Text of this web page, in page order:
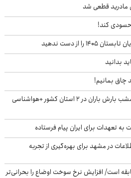
مادرید قطعی شد
حسودی کند!
را از دست ندهید
بدانید
چاق بمانیم!
نفوذ جریان بارش‌زا به کشور؛ امشب بارش باران در ۲ استان کشور +هواشناسی
به تعهدات برای ایران پیام فرستاده
در مشهد برای بهره‌گیری از تجربه
اخیر بی‌سابقه است/ افزایش نرخ سوخت اوضاع را بحرانی‌تر